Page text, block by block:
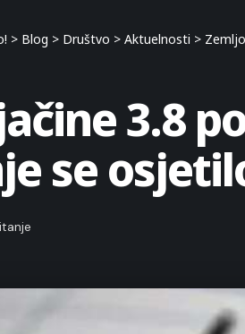
> Blog > Društvo > Aktuelnosti >
3.8
se